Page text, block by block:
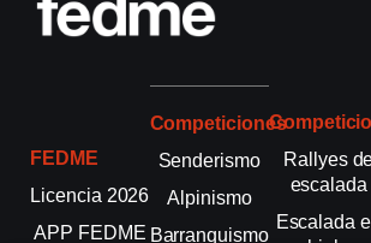
FEDME
Licencia 2026
APP FEDME
Competiciones
Senderismo
Alpinismo
Barranquismo
Rallyes
escalada
Escalada